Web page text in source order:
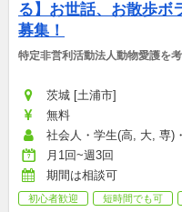
る】お世話、お散歩ボ
募集！
特定非営利活動法人動物愛護を
茨城 [土浦市]
無料
社会人・学生(高, 大, 専)
月1回~週3回
期間は相談可
初心者歓迎 短時間でも可